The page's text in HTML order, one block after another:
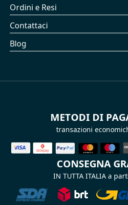
Ordini e Resi
Contattaci
Blog
METODI DI
transazioni
CONSEGNA
IN TUTTA ITALIA a